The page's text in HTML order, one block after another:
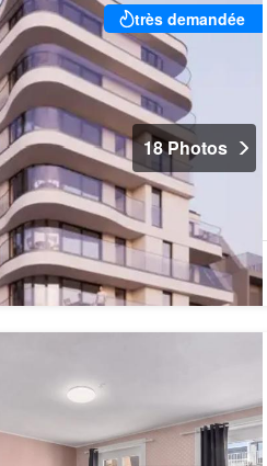
très demandée
18 Photos